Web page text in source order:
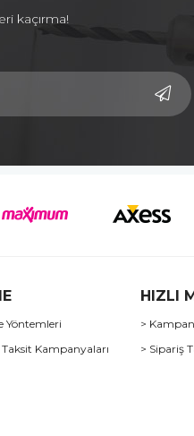
kaçırma!
Yöntemleri
Kampanyaları
HIZLI
>
> Sipariş